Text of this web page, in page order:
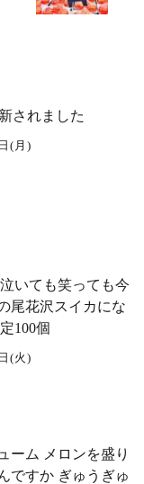
されました
(月)
いても笑っても今
尾花沢スイカにな
100個️
(火)
ーム️ メロンを盛り
ですか ぎゅうぎゅ